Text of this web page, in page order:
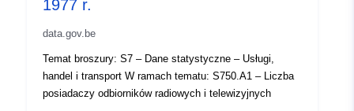
Zapis katalogu:
30 July 2026
1977 r.
data.gov.be
Temat broszury: S7 – Dane statystyczne – Usługi,
handel i transport W ramach tematu: S750.A1 – Liczba
posiadaczy odbiorników radiowych i telewizyjnych